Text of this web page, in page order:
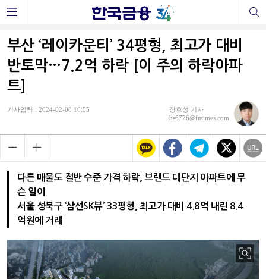
부산 ‘레이카운티’ 34평형, 최고가 대비
반토막…7.2억 하락 [이 주의 하락아파
트]
기사입력 : 2024-02-08 16:55
장호성 기자
hs6776@fntimes.com
다른 매물도 절반 수준 가격 하락, 브랜드 대단지 아파트에 무
슨 일이
서울 성북구 ‘삼선SK뷰’ 33평형, 최고가 대비 4.8억 내린 8.4
억원에 거래